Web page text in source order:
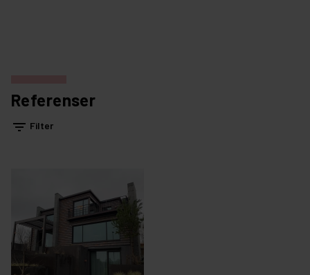
Referenser
filter_list Filter